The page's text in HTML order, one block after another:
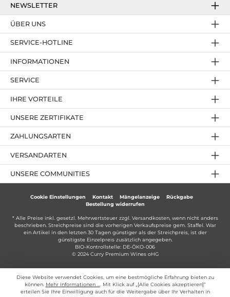
NEWSLETTER
SERVICE-HOTLINE
IHRE VORTEILE
ZAHLUNGSARTEN
ÜBER UNS
UNSERE ZERTIFIKATE
INFORMATIONEN
SERVICE
UNSERE COMMUNITIES
VERSANDARTEN
Cookie Einstellungen Kontakt Mängelanzeige
Rückgabe
Bestellung widerrufen
* Alle Preise inkl. gesetzl. Mehrwertsteuer zzgl. Versandkosten, wenn nicht anders
beschrieben. Streichpreise sind die vorherigen Verkaufspreise gem. Staffel. War
ein Artikel in den letzten 30 Tagen günstiger als der Streichpreis, ist der
günstigste Einzelpreis zusätzlich angegeben.
BIO-Kontrollstelle: DE-ÖKO-006
© 2024 Curry Premium Wines oHG
Diese Website verwendet Cookies, um eine bestmögliche Erfahrung bieten zu
können. Mehr Informationen ...
. Mit Klick auf „[Alle Cookies akzeptieren]“
erteilen Sie Ihre Einwilligung auch für die Weitergabe über Ihr Verhalten in